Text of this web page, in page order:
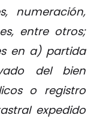
numeración,
entre otros;
en a) partida
del bien
o registro
expedido